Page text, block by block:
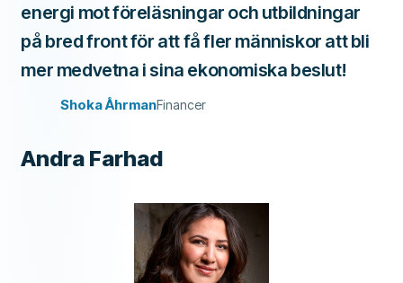
energi mot föreläsningar och utbildningar
på bred front för att få fler människor att bli
mer medvetna i sina ekonomiska beslut!
Shoka ÅhrmanFinancer
Andra Farhad